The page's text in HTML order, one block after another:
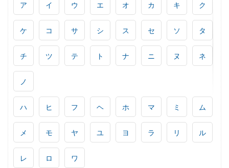
ア イ ウ エ オ カ キ ク
ケ コ サ シ ス セ ソ タ
チ ツ テ ト ナ ニ ヌ ネ
ノ
ハ ヒ フ ヘ ホ マ ミ ム
メ モ ヤ ユ ヨ ラ リ ル
レ ロ ワ